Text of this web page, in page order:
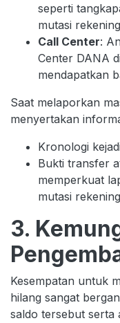
seperti
mutasi
Call Center:
Center DANA
mendapatkan
Saat melaporkan
menyertakan
Kronologi
Bukti transfer
memperkuat
mutasi
3.
Kesempatan untuk
hilang sangat
saldo tersebut serta